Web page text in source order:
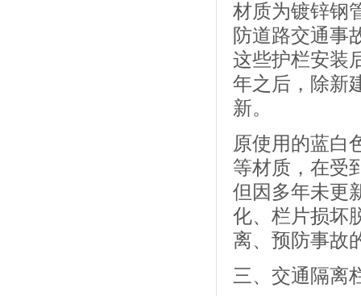
材质为镀锌钢
防道路交通事
这些护栏安装
年之后，除新
新。
原使用的蓝白
等材质，在受
但因多年未更
化、栏片损坏
离、预防事故
三、交通隔离